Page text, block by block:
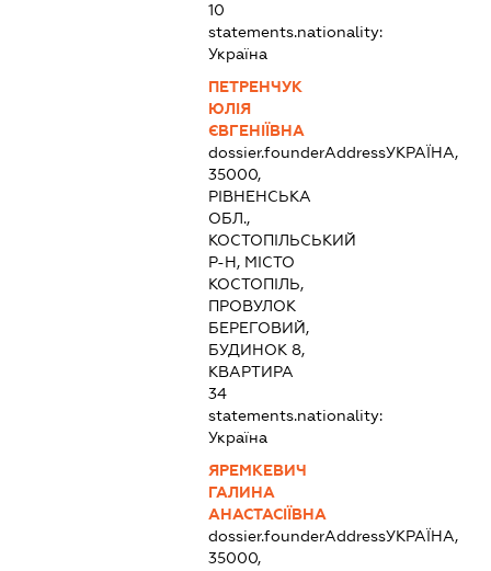
10
statements.nationality:
Україна
ПЕТРЕНЧУК
ЮЛІЯ
ЄВГЕНІЇВНА
dossier.founderAddressУКРАЇНА,
35000,
РІВНЕНСЬКА
ОБЛ.,
КОСТОПІЛЬСЬКИЙ
Р-Н, МІСТО
КОСТОПІЛЬ,
ПРОВУЛОК
БЕРЕГОВИЙ,
БУДИНОК 8,
КВАРТИРА
34
statements.nationality:
Україна
ЯРЕМКЕВИЧ
ГАЛИНА
АНАСТАСІЇВНА
dossier.founderAddressУКРАЇНА,
35000,